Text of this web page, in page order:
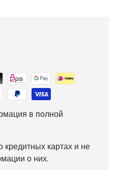
в полной
картах и не
о них.